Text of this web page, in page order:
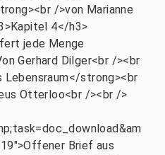
/>von Marianne
4</h3>
jede Menge
Gerhard Dilger<br /><br
Lebensraum</strong><br
Otterloo<br /><br />
Brief aus